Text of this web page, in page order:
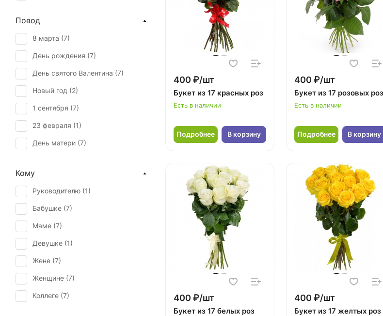
400 ₽/шт
Букет из 17 красных роз
Есть в наличии
Подробнее В корзину
400 ₽/шт
Букет из 17 розовых роз
Есть в наличии
Подробнее В корзину
400 ₽/шт
Букет из 17 белых роз
400 ₽/шт
Букет из 17 желтых роз
Повод
8 марта (7)
День рождения (7)
День святого Валентина (7)
Новый год (2)
1 сентября (7)
23 февраля (1)
День матери (7)
Первое свидание (
Рождество (2)
Татьянин день (
Кому
Руководителю (1)
Бабушке (7)
Маме (7)
Девушке (1)
Жене (7)
Женщине (7)
Коллеге (7)